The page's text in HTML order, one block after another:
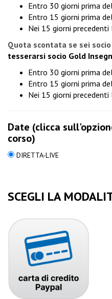
Entro 30 giorni prima
Entro 15 giorni prima
Nei 15 giorni
Quota scontata se sei
tesserarsi socio Gold
Entro 30 giorni prima
Entro 15 giorni prima
Nei 15 giorni
Date (clicca
corso)
DIRETTA-LIVE
SCEGLI LA